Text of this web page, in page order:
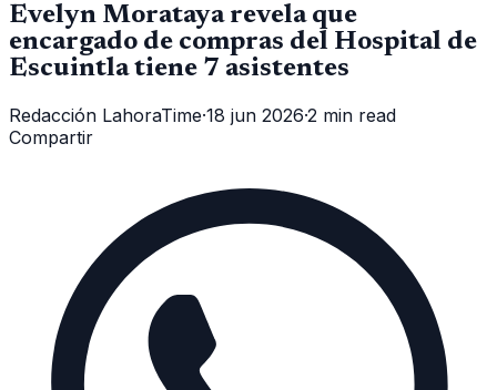
Evelyn Morataya revela que
encargado de compras del Hospital de
Escuintla tiene 7 asistentes
Redacción LahoraTime·18 jun 2026·2 min read
Compartir